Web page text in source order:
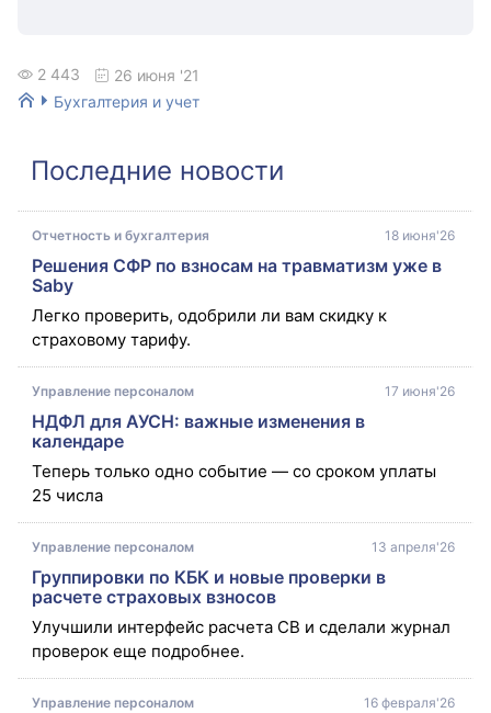
Бухгалтерия и учет
2 443 26 июня '21
Последние новости
Отчетность и бухгалтерия 18 июня'26
Решения СФР по взносам на травматизм уже в
Saby
Легко проверить, одобрили ли вам скидку к
страховому тарифу.
Управление персоналом 17 июня'26
НДФЛ для АУСН: важные изменения в
календаре
Теперь только одно событие — со сроком уплаты
25 числа
Управление персоналом 13 апреля'26
Группировки по КБК и новые проверки в
расчете страховых взносов
Улучшили интерфейс расчета СВ и сделали журнал
проверок еще подробнее.
Управление персоналом 16 февраля'26